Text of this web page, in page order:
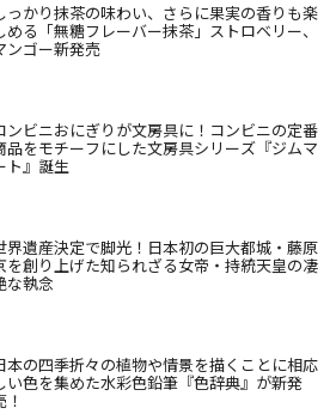
っかり抹茶の味わい、さらに果実の香りも楽
める「無糖フレーバー抹茶」ストロベリー、
ンゴー新発売
ンビニおにぎりが文房具に！コンビニの定番
品をモチーフにした文房具シリーズ『ジムマ
ト』誕生
界遺産決定で脚光！日本初の巨大都城・藤原
を創り上げた知られざる女帝・持統天皇の凄
な執念
本の四季折々の植物や情景を描くことに相応
い色を集めた水彩色鉛筆『色辞典』が新発
！